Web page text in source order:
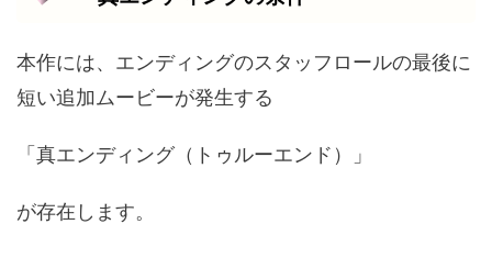
本作には、エンディングのスタッフロールの最後に
短い追加ムービーが発生する
「真エンディング（トゥルーエンド）」
が存在します。